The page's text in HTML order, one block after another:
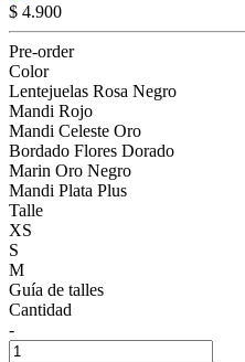
$ 4.900
Pre-order
Color
Lentejuelas Rosa Negro
Mandi Rojo
Mandi Celeste Oro
Bordado Flores Dorado
Marin Oro Negro
Mandi Plata Plus
Talle
XS
S
M
Guía de talles
Cantidad
-